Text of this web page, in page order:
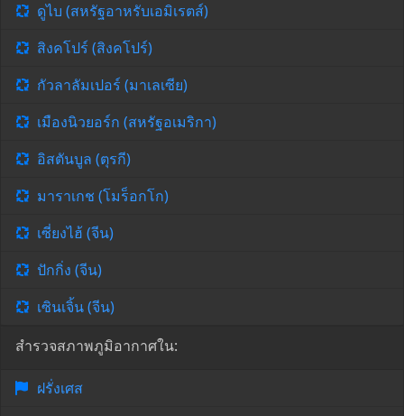
ดูไบ (สหรัฐอาหรับเอมิเรตส์)
สิงคโปร์ (สิงคโปร์)
กัวลาลัมเปอร์ (มาเลเซีย)
เมืองนิวยอร์ก (สหรัฐอเมริกา)
อิสตันบูล (ตุรกี)
มาราเกช (โมร็อกโก)
เซี่ยงไฮ้ (จีน)
ปักกิ่ง (จีน)
เซินเจิ้น (จีน)
สำรวจสภาพภูมิอากาศใน:
ฝรั่งเศส